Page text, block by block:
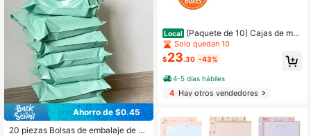
Ahorro de $0.45
20 piezas Bolsas de embalaje de un
Local (Paquete de 10) Cajas de mu
danza grandes Pen+Gear, 27L X 15
A X 17H, Kraft
Solo quedan 10
$23.30 -43%
4-5 días hábiles
4Hay otros vendedores